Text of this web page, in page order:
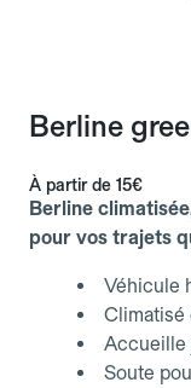
Berline
À partir de 15€
Berline
pour vos trajets
Véhicule
Climatisé
Accueille
Soute